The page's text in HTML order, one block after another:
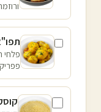
פלחי